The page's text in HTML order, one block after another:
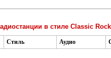
в стиле Classic Rock
Стиль Аудио